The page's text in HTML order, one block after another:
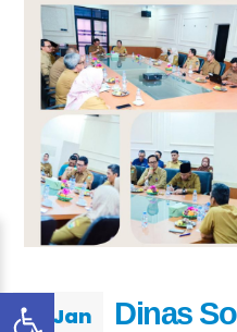
28 Jan
Dinas